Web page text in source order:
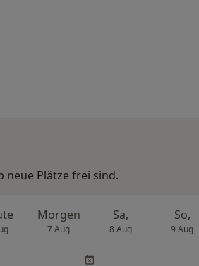
neue Plätze frei sind.
Morgen
7 Aug
Sa,
8 Aug
So,
9 Aug